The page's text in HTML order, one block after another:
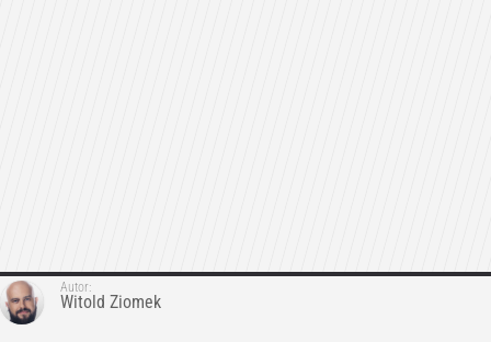
Autor:
Witold Ziomek